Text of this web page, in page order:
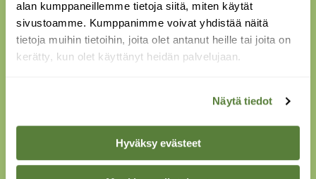
alan kumppaneillemme tietoja siitä, miten käytät
sivustoamme. Kumppanimme voivat yhdistää näitä
tietoja muihin tietoihin, joita olet antanut heille tai joita on
kerätty, kun olet käyttänyt heidän palvelujaan.
Näytä tiedot
Hyväksy evästeet
löytyvällä koodilla tai Suomen Luonnon
naapurimaissa ja tarjoaa käytännön vinkkejä
sujuvaan retkeilyyn.